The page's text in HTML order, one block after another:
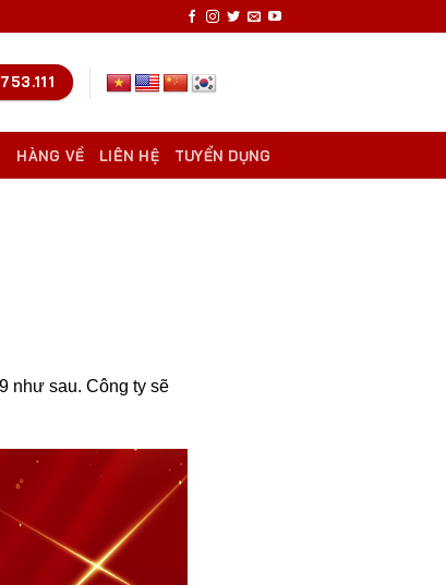
HÀNG VỀ LIÊN HỆ TUYỂN DỤNG
như sau. Công ty sẽ